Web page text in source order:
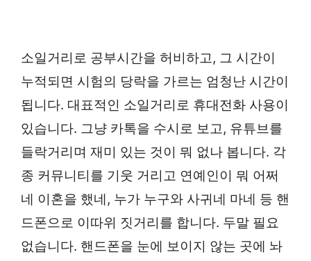
소일거리로 공부시간을 허비하고, 그 시간이
누적되면 시험의 당락을 가르는 엄청난 시간이
됩니다. 대표적인 소일거리로 휴대전화 사용이
있습니다. 그냥 카톡을 수시로 보고, 유튜브를
들락거리며 재미 있는 것이 뭐 없나 봅니다. 각
종 커뮤니티를 기웃 거리고 연예인이 뭐 어쩌
네 이혼을 했네, 누가 누구와 사귀네 마네 등 핸
드폰으로 이따위 짓거리를 합니다. 두말 필요
없습니다. 핸드폰을 눈에 보이지 않는 곳에 놔